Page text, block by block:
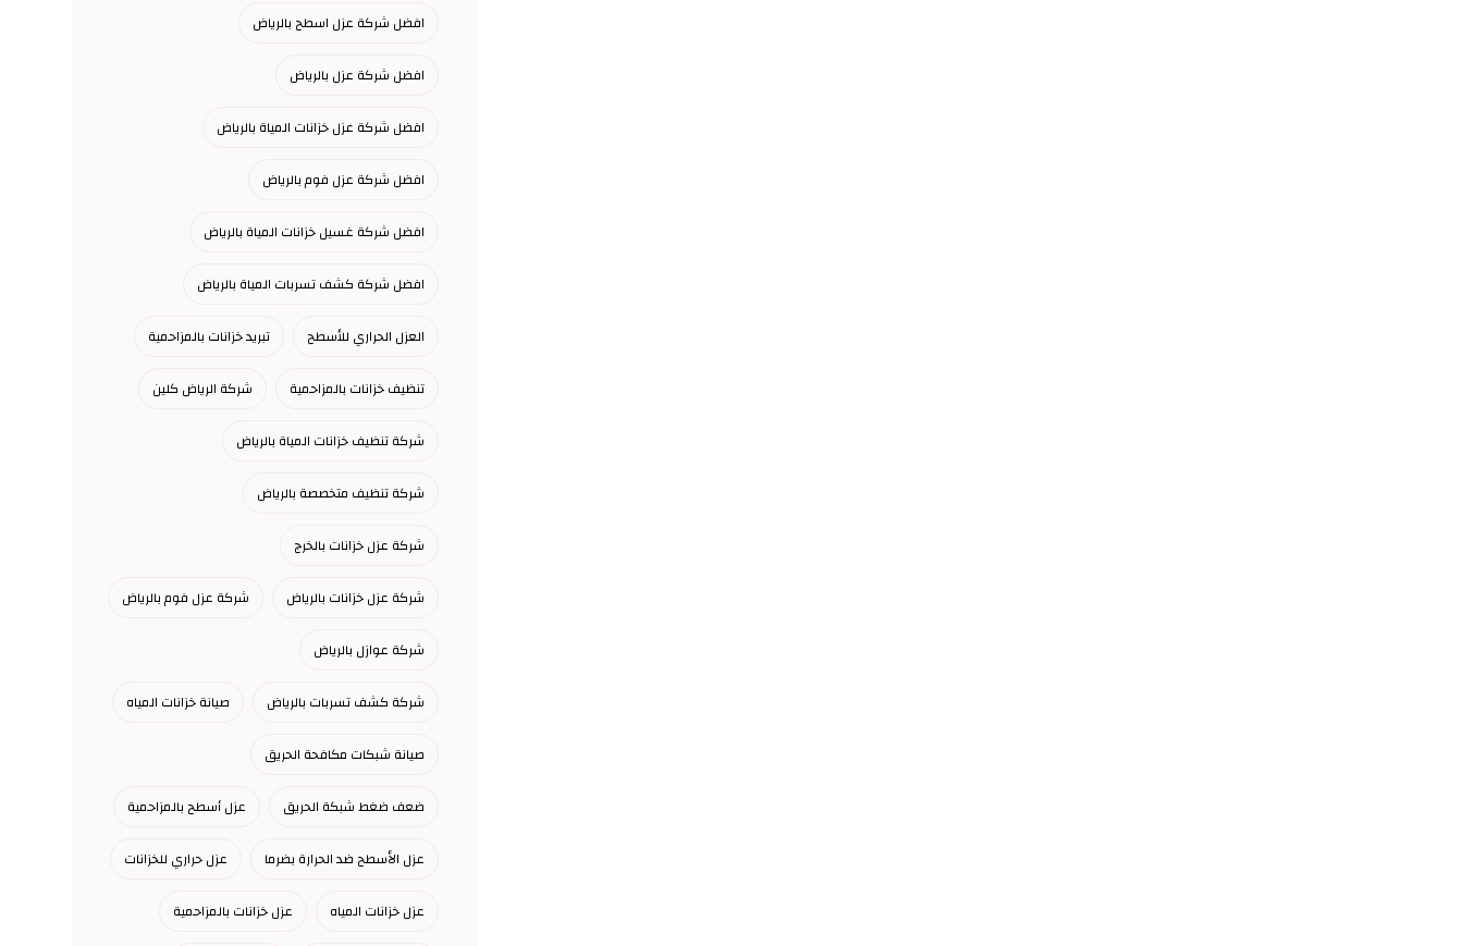
افضل شركة عزل اسطح بالرياض
افضل شركة عزل بالرياض
افضل شركة عزل خزانات المياة بالرياض
افضل شركة عزل فوم بالرياض
افضل شركة غسيل خزانات المياة بالرياض
افضل شركة كشف تسربات المياة بالرياض
العزل الحراري للأسطح تبريد خزانات بالمزاحمية
تنظيف خزانات بالمزاحمية شركة الرياض كلين
شركة تنظيف خزانات المياة بالرياض
شركة تنظيف متخصصة بالرياض
شركة عزل خزانات بالخرج
شركة عزل خزانات بالرياض شركة عزل فوم بالرياض
شركة عوازل بالرياض
شركة كشف تسربات بالرياض صيانة خزانات المياه
صيانة شبكات مكافحة الحريق
ضعف ضغط شبكة الحريق عزل أسطح بالمزاحمية
عزل الأسطح ضد الحرارة بضرما عزل حراري للخزانات
عزل خزانات المياه عزل خزانات بالمزاحمية